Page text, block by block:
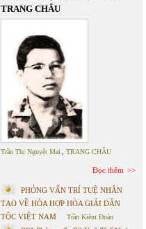
TRANG CHÂU
Trần Thị Nguyệt Mai TRANG CHÂU
Đọc thêm
PHỎNG VẤN TRÍ TUỆ NHÂN
TẠO VỀ HÒA HỢP HÒA GIẢI DÂN
TỘC VIỆT NAM
Trần Kiêm Đoàn